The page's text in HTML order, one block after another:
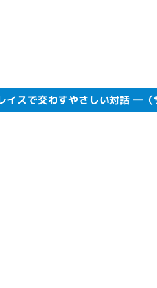
スで交わすやさしい対話 ―（